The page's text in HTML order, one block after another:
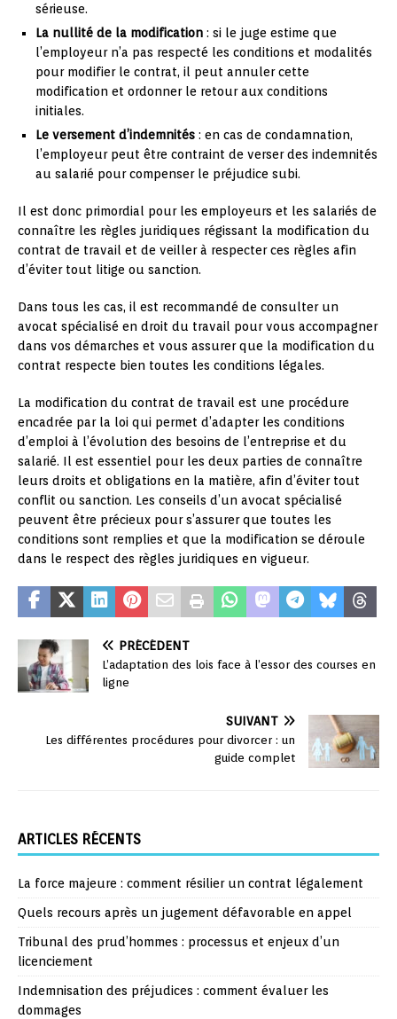
sérieuse.
La nullité de la modification : si le juge estime que
l’employeur n’a pas respecté les conditions et modalités
pour modifier le contrat, il peut annuler cette
modification et ordonner le retour aux conditions
initiales.
Le versement d’indemnités : en cas de condamnation,
l’employeur peut être contraint de verser des indemnités
au salarié pour compenser le préjudice subi.
Il est donc primordial pour les employeurs et les salariés de
connaître les règles juridiques régissant la modification du
contrat de travail et de veiller à respecter ces règles afin
d’éviter tout litige ou sanction.
Dans tous les cas, il est recommandé de consulter un
avocat spécialisé en droit du travail pour vous accompagner
dans vos démarches et vous assurer que la modification du
contrat respecte bien toutes les conditions légales.
La modification du contrat de travail est une procédure
encadrée par la loi qui permet d’adapter les conditions
d’emploi à l’évolution des besoins de l’entreprise et du
salarié. Il est essentiel pour les deux parties de connaître
leurs droits et obligations en la matière, afin d’éviter tout
conflit ou sanction. Les conseils d’un avocat spécialisé
peuvent être précieux pour s’assurer que toutes les
conditions sont remplies et que la modification se déroule
dans le respect des règles juridiques en vigueur.
PRÉCÉDENT
L’adaptation des lois face à l’essor des courses en
ligne
SUIVANT
Les différentes procédures pour divorcer : un
guide complet
ARTICLES RÉCENTS
La force majeure : comment résilier un contrat légalement
Quels recours après un jugement défavorable en appel
Tribunal des prud’hommes : processus et enjeux d’un
licenciement
Indemnisation des préjudices : comment évaluer les
dommages